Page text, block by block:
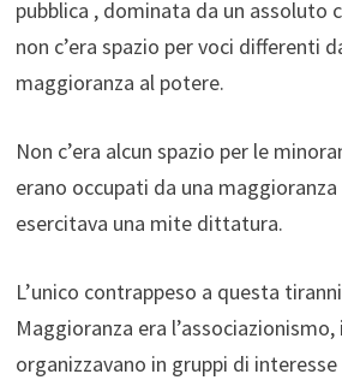
pubblica , dominata da un assoluto
non c’era spazio per voci differenti
maggioranza al potere.
Non c’era alcun spazio per le
erano occupati da una
esercitava una mite dittatura.
L’unico contrappeso a questa
Maggioranza era
organizzavano in gruppi di